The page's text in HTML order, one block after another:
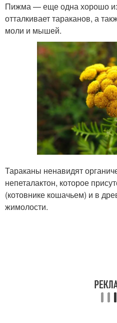
Пижма — еще одна хорошо
отталкивает тараканов, а
моли и мышей.
Тараканы ненавидят
непеталактон, которое
(котовнике кошачьем) и в
жимолости.